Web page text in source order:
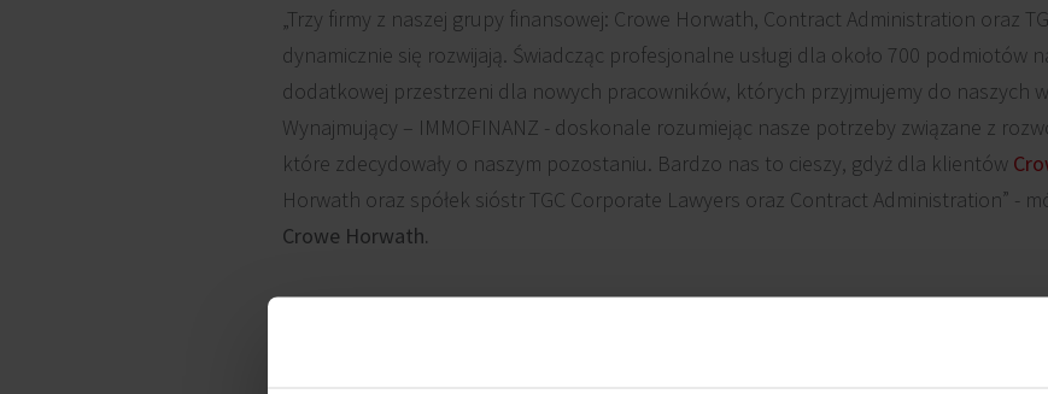
„Trzy firmy z naszej grupy finansowej: Crowe Horwath, Contract Administration oraz
dynamicznie się rozwijają. Świadcząc profesjonalne usługi dla około 700 podmiotów
dodatkowej przestrzeni dla nowych pracowników, których przyjmujemy do naszych
Wynajmujący – IMMOFINANZ - doskonale rozumiejąc nasze potrzeby związane z
które zdecydowały o naszym pozostaniu. Bardzo nas to cieszy, gdyż dla klientów
Horwath oraz spółek sióstr TGC Corporate Lawyers oraz Contract Administration” -
Crowe Horwath.